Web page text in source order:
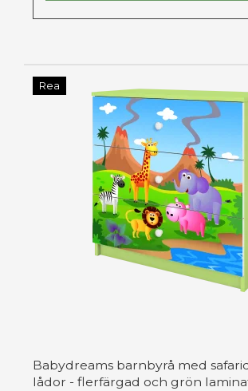
Rea
Babydreams barnbyrå med
lådor - flerfärgad och grön